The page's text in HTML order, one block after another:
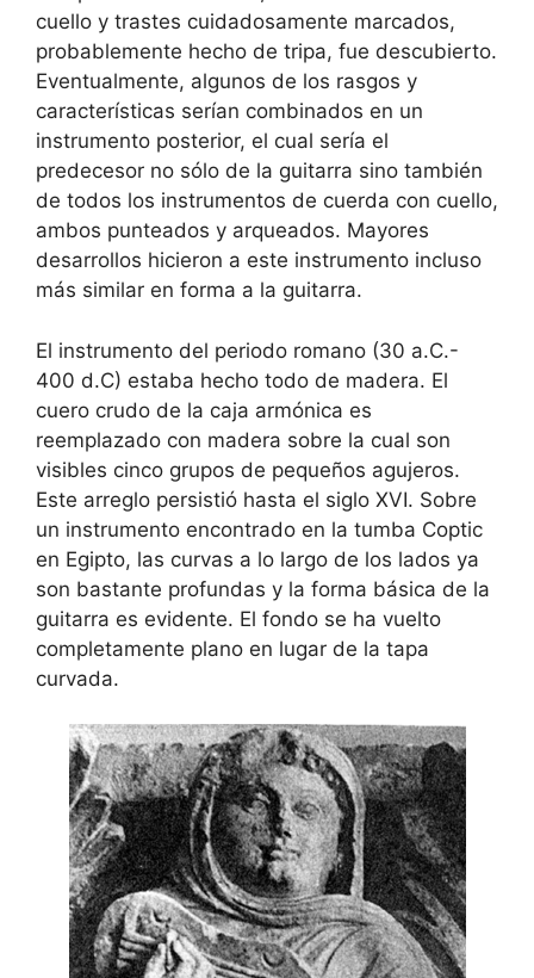
cuello y trastes cuidadosamente marcados,
probablemente hecho de tripa, fue descubierto.
Eventualmente, algunos de los rasgos y
características serían combinados en un
instrumento posterior, el cual sería el
predecesor no sólo de la guitarra sino también
de todos los instrumentos de cuerda con cuello,
ambos punteados y arqueados. Mayores
desarrollos hicieron a este instrumento incluso
más similar en forma a la guitarra.
El instrumento del periodo romano (30 a.C.-
400 d.C) estaba hecho todo de madera. El
cuero crudo de la caja armónica es
reemplazado con madera sobre la cual son
visibles cinco grupos de pequeños agujeros.
Este arreglo persistió hasta el siglo XVI. Sobre
un instrumento encontrado en la tumba Coptic
en Egipto, las curvas a lo largo de los lados ya
son bastante profundas y la forma básica de la
guitarra es evidente. El fondo se ha vuelto
completamente plano en lugar de la tapa
curvada.